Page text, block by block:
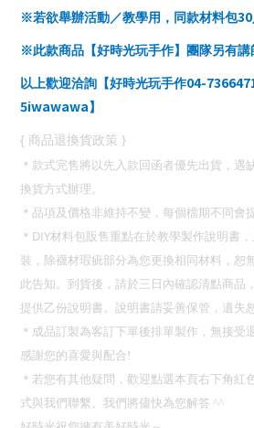
※若欲舉辦活動／教學用，同款材料包30
※此款商品【好時光玩手作】團隊另有講
以上歡迎洽詢【好時光玩手作04-
5iwawawa 】
{ 商品退換貨政策 }
＊款式完售將以先入款回函者優先出貨，遇
換貨方式辦理。
＊品項及價格非維持不變，每個檔期不同會
＊ DIY材料包販售重點在於教學製作說明書
裝，除襪材瑕疵部分為您更換相同材料，恕
此告知。 到貨後，請於三日內確認清點商品
提供乙份說明書。說明書請妥善保管，遺失
＊成品訂製為客訂下單後排單製作，無接受
感謝您的喜愛與配合!
＊若您有其他疑問，歡迎點選本頁右下角紅
式與我們聯繫。我們將儘快為您解答 ^^